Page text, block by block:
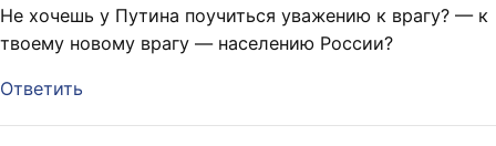
Не хочешь у Путина поучиться уважению к врагу? — к
твоему новому врагу — населению России?
Ответить